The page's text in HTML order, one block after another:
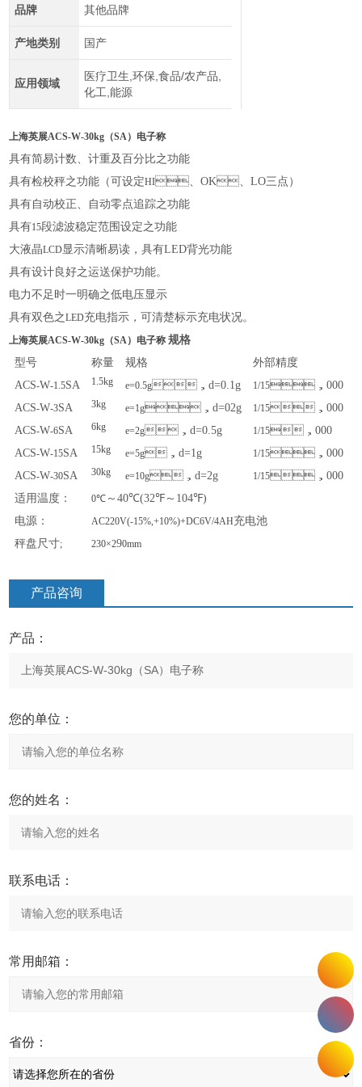
品牌 其他品牌
产地类别 国产
应用领域
医疗卫生,环保,食品/农产品,
化工,能源
上海英展ACS-W-30kg（SA）电子称
具有简易计数、计重及百分比之功能
具有检校秤之功能（可设定HI、OK、LO三点）
具有自动校正、自动零点追踪之功能
具有15段滤波稳定范围设定之功能
大液晶LCD显示清晰易读，具有LED背光功能
具有设计良好之运送保护功能。
电力不足时一明确之低电压显示
具有双色之LED充电指示，可清楚标示充电状况。
上海英展ACS-W-30kg（SA）电子称 规格
型号
称量 规格
外部精度
ACS-W-1.5SA 1.5kg e=0.5g，d=0.1g 1/15，000
ACS-W-3SA 3kg e=1g，d=02g 1/15，000
ACS-W-6SA 6kg e=2g，d=0.5g 1/15，000
ACS-W-15SA 15kg e=5g，d=1g 1/15，000
ACS-W-30SA 30kg e=10g，d=2g 1/15，000
适用温度：
0℃ ～40℃(32℉ ～ 104℉)
电源：
AC220V(-15%,+10%)+DC6V/4AH充电池
秤盘尺寸; 230×290mm
产品咨询
产品：
您的单位：
您的姓名：
联系电话：
常用邮箱：
省份：